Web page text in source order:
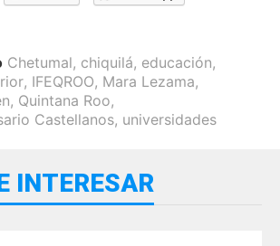
Chetumal, chiquilá, educación,
, IFEQROO, Mara Lezama,
, Quintana Roo,
Castellanos, universidades
INTERESAR